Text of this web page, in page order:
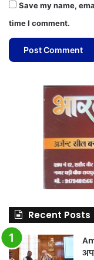
Save my name,
time I comment.
Recent Posts